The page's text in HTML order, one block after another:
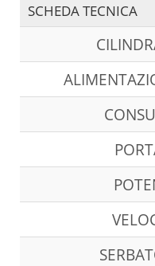
SCHEDA TECNICA